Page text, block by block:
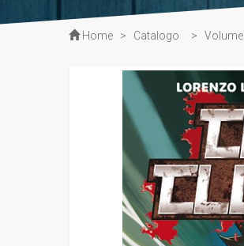
Home > Catalogo > Volume